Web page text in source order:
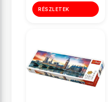
RÉSZLETEK